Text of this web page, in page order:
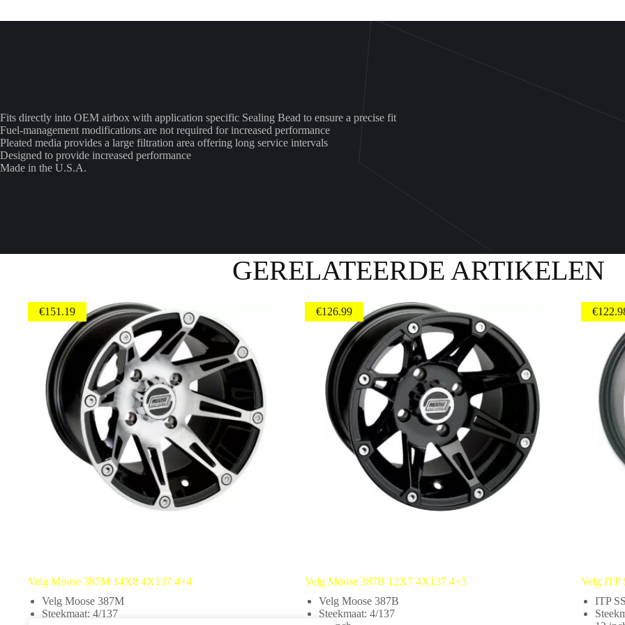
Fits directly into OEM airbox with application specific Sealing Bead to ensure a precise fit
Fuel-management modifications are not required for increased performance
Pleated media provides a large filtration area offering long service intervals
Designed to provide increased performance
Made in the U.S.A.
GERELATEERDE ARTIKELEN
Velg Moose 387M 14X8 4X137 4+4
€151.19
Velg Moose 387M
Steekmaat: 4/137
Velg Moose 387B 12X7 4X137 4+3
€126.99
Velg Moose 387B
Steekmaat: 4/137
Velg ITP
€
ITP